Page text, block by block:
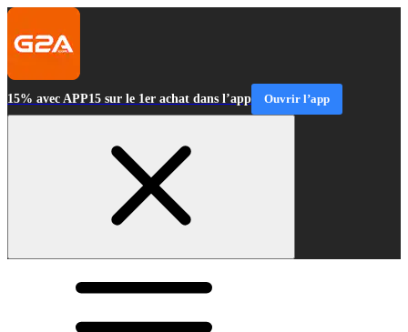
15% avec APP15 sur le 1er achat dans l’app Ouvrir l’app